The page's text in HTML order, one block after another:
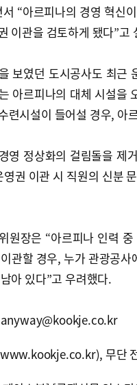
서 “아르피나의 경영 혁신
이관을 검토하게 됐다”고
보였던 도시공사도 최근
아르피나의 대체 시설을
련시설이 들어설 경우, 아
영 정상화의 걸림돌을 제
영권 이관 시 직원의 신분
원장은 “아르피나 인력
관할 경우, 누가 관광공
아 있다”고 우려했다.
anyway@kookje.co.kr
무단